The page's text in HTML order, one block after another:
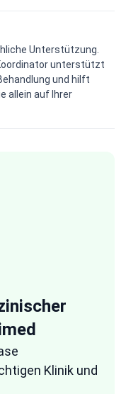
Unterstützung.
unterstützt
und hilft
allein auf Ihrer
Klinik und